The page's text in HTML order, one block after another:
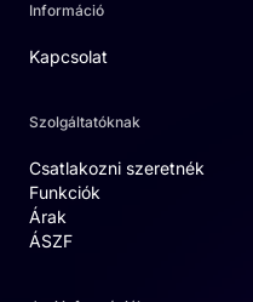
Információ
Kapcsolat
Szolgáltatóknak
Csatlakozni szeretnék
Funkciók
Árak
ÁSZF